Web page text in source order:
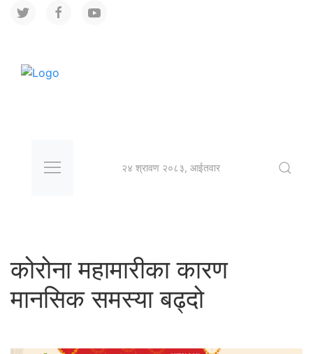
२४ श्रावण २०८३, आईतवार
कोरोना महामारीका कारण
मानसिक समस्या बढ्दो